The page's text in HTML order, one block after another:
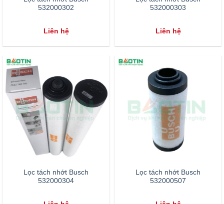
532000302
Liên hệ
532000303
Liên hệ
Lọc tách nhớt Busch
532000304
Lọc tách nhớt Busch
532000507